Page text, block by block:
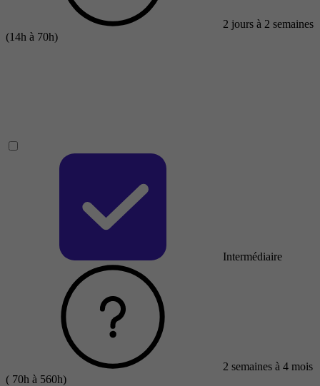
2 jours à 2 semaines
(14h à 70h)
Intermédiaire
2 semaines à 4 mois
( 70h à 560h)